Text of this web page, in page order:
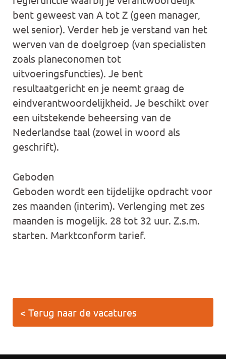
bent geweest van A tot Z (geen manager,
wel senior). Verder heb je verstand van het
werven van de doelgroep (van specialisten
zoals planeconomen tot
uitvoeringsfuncties). Je bent
resultaatgericht en je neemt graag de
eindverantwoordelijkheid. Je beschikt over
een uitstekende beheersing van de
Nederlandse taal (zowel in woord als
geschrift).
Geboden
Geboden wordt een tijdelijke opdracht voor
zes maanden (interim). Verlenging met zes
maanden is mogelijk. 28 tot 32 uur. Z.s.m.
starten. Marktconform tarief.
< Terug naar de vacatures